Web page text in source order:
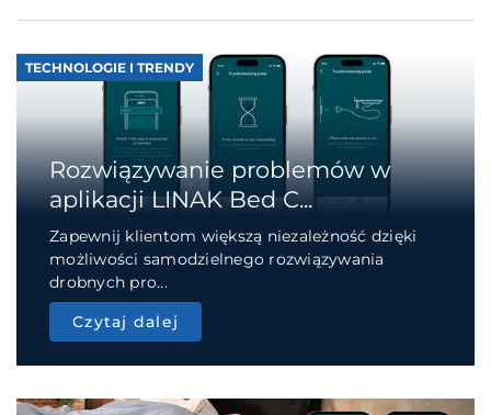
TECHNOLOGIE I TRENDY
Rozwiązywanie problemów w
aplikacji LINAK Bed C...
Zapewnij klientom większą niezależność dzięki
możliwości samodzielnego rozwiązywania
drobnych pro...
Czytaj dalej